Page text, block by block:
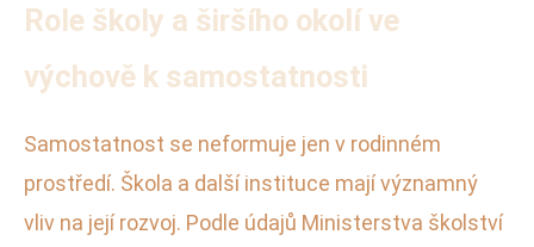
Role školy a širšího okolí ve
výchově k samostatnosti
Samostatnost se neformuje jen v rodinném
prostředí. Škola a další instituce mají významný
vliv na její rozvoj. Podle údajů Ministerstva školství